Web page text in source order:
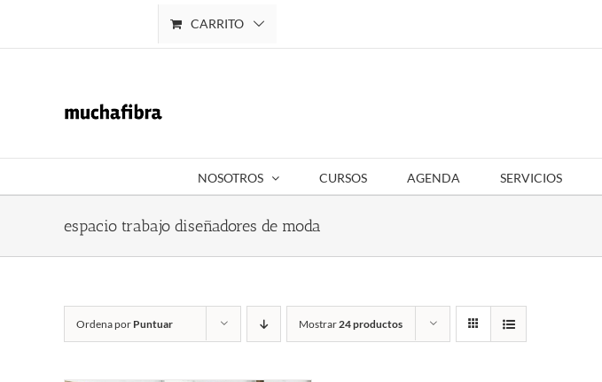
CARRITO
NOSOTROS CURSOS AGENDA SERVICIOS
espacio trabajo diseñadores de moda
Ordena por Puntuar Mostrar24 productos